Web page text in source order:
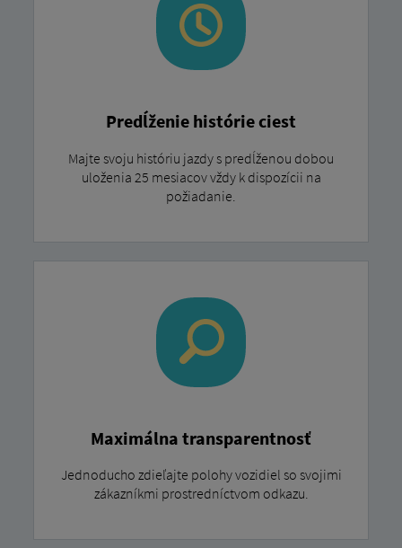
Predĺženie histórie ciest
Majte svoju históriu jazdy s predĺženou dobou
uloženia 25 mesiacov vždy k dispozícii na
požiadanie.
Maximálna transparentnosť
Jednoducho zdieľajte polohy vozidiel so svojimi
zákazníkmi prostredníctvom odkazu.